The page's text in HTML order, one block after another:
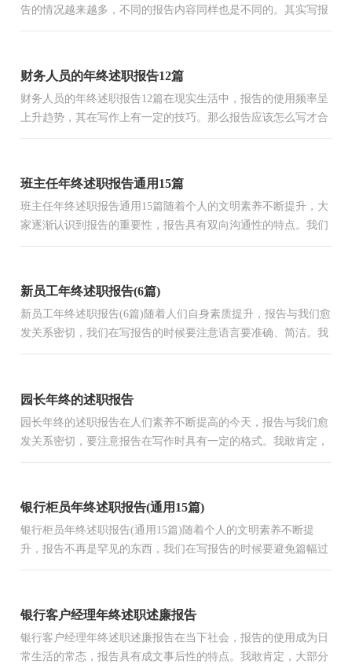
告的情况越来越多，不同的报告内容同样也是不同的。其实写报
财务人员的年终述职报告12篇
财务人员的年终述职报告12篇在现实生活中，报告的使用频率呈
上升趋势，其在写作上有一定的技巧。那么报告应该怎么写才合
班主任年终述职报告通用15篇
班主任年终述职报告通用15篇随着个人的文明素养不断提升，大
家逐渐认识到报告的重要性，报告具有双向沟通性的特点。我们
新员工年终述职报告(6篇)
新员工年终述职报告(6篇)随着人们自身素质提升，报告与我们愈
发关系密切，我们在写报告的时候要注意语言要准确、简洁。我
园长年终的述职报告
园长年终的述职报告在人们素养不断提高的今天，报告与我们愈
发关系密切，要注意报告在写作时具有一定的格式。我敢肯定，
银行柜员年终述职报告(通用15篇)
银行柜员年终述职报告(通用15篇)随着个人的文明素养不断提
升，报告不再是罕见的东西，我们在写报告的时候要避免篇幅过
银行客户经理年终述职述廉报告
银行客户经理年终述职述廉报告在当下社会，报告的使用成为日
常生活的常态，报告具有成文事后性的特点。我敢肯定，大部分